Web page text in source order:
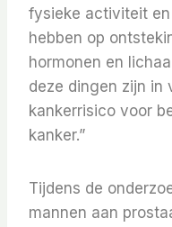
fysieke activiteit
hebben op
hormonen en
deze dingen zijn in
kankerrisico voor
kanker.”
Tijdens de
mannen aan